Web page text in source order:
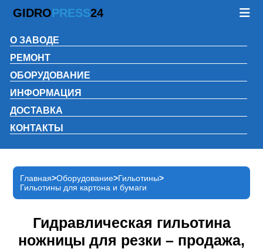
GIDROPRESS24
О ЗАВОДЕ
РЕМОНТ
ОБОРУДОВАНИЕ
ИНФОРМАЦИЯ
ДОСТАВКА
КОНТАКТЫ
Главная Оборудование Гильотины
Гильотины для картона и бумаги
Гидравлическая гильотина
ножницы для резки – продажа,